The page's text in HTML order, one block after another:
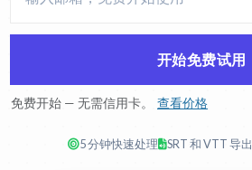
开始免费试用
免费开始 — 无需信用卡。 查看价格
5 分钟快速处理 SRT 和 VTT 导出